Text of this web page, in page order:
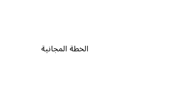
الخطة المجانية